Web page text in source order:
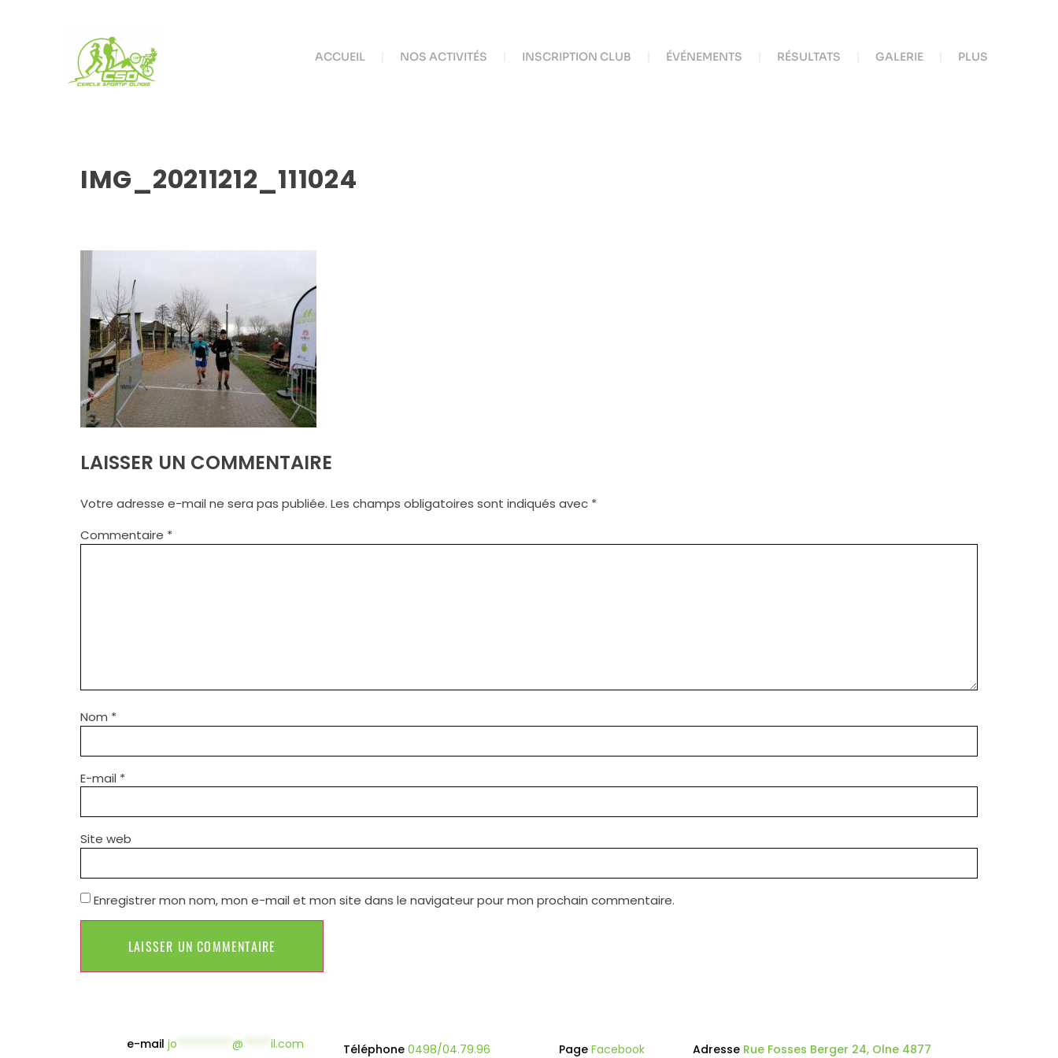
ACCUEIL NOS ACTIVITÉS INSCRIPTION CLUB ÉVÉNEMENTS RÉSULTATS GALERIE PLUS
IMG_20211212_111024
LAISSER UN COMMENTAIRE
Votre adresse e-mail ne sera pas publiée. Les champs obligatoires sont indiqués avec *
Commentaire *
Nom *
E-mail *
Site web
Enregistrer mon nom, mon e-mail et mon site dans le navigateur pour mon prochain commentaire.
e-mailjo **********@ *****il.com Téléphone0498/04.79.96 Page Facebook Adresse Rue Fosses Berger 24, Olne 4877